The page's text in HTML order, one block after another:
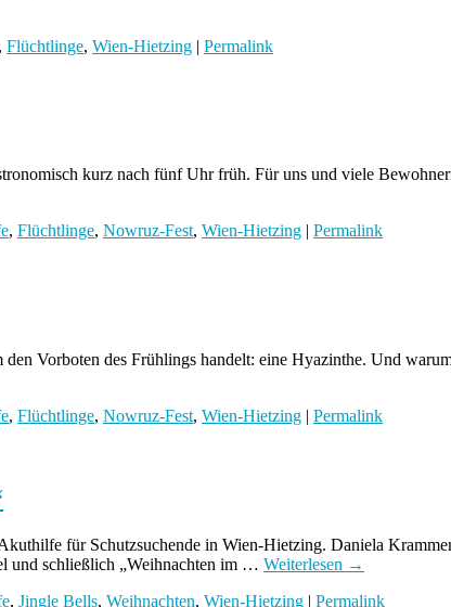
, Flüchtlinge, Wien-Hietzing | Permalink
kurz nach fünf Uhr früh. Für uns und viele
, Flüchtlinge, Nowruz-Fest, Wien-Hietzing | Permalink
den Vorboten des Frühlings handelt: eine Hyazinthe. Und
, Flüchtlinge, Nowruz-Fest, Wien-Hietzing | Permalink
für Schutzsuchende in Wien-Hietzing. Daniela
und schließlich „Weihnachten im … Weiterlesen →
, Jingle Bells, Weihnachten, Wien-Hietzing | Permalink